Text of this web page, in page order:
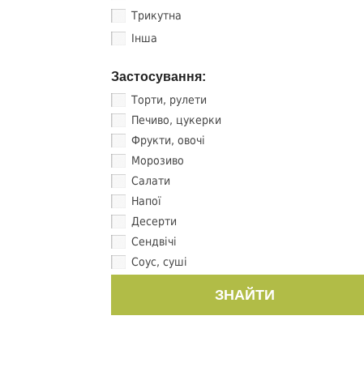
Трикутна
Інша
Застосування:
Торти, рулети
Печиво, цукерки
Фрукти, овочі
Морозиво
Салати
Напої
Десерти
Сендвічі
Соус, суші
ЗНАЙТИ